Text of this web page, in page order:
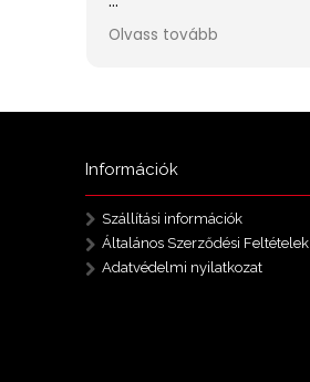
Információk
Szállítási információk
Általános Szerződési Feltételek
Adatvédelmi nyilatkozat